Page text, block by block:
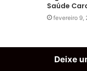
Saúde
fevereiro 9,
Deixe